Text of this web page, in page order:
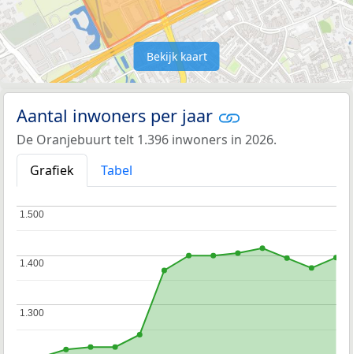
Bekijk kaart
Aantal inwoners per jaar
De Oranjebuurt telt 1.396 inwoners in 2026.
Grafiek
Tabel
1.300
1.300
1.400
1.400
1.500
1.500